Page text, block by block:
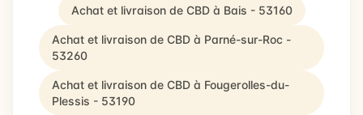
Achat et livraison de CBD à Bais - 53160
Achat et livraison de CBD à Parné-sur-Roc -
53260
Achat et livraison de CBD à Fougerolles-du-
Plessis - 53190